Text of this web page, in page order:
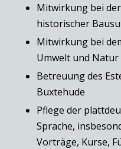
Mitwirkung bei
historischer
Mitwirkung bei
Umwelt und Natur
Betreuung des
Buxtehude
Pflege der
Sprache,
Vorträge, Kurse,